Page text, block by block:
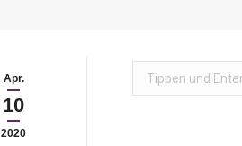
Apr.
10
2020
Search: